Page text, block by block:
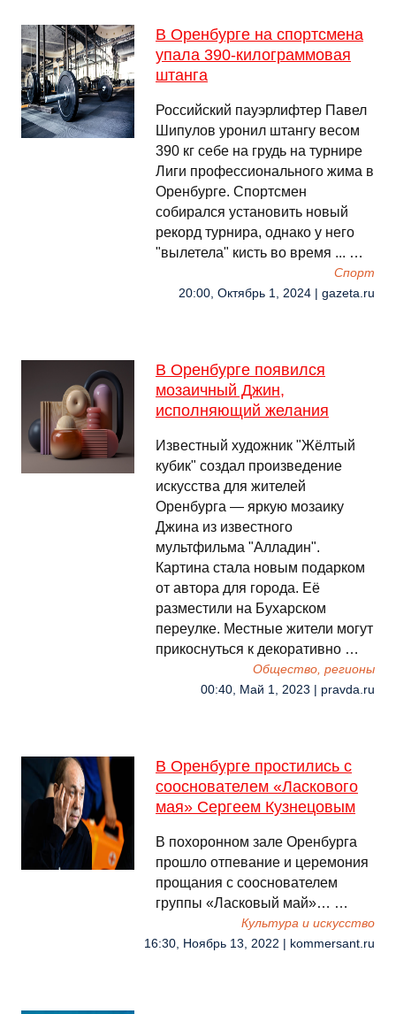
В Оренбурге на спортсмена
упала 390-килограммовая
штанга
Российский пауэрлифтер Павел
Шипулов уронил штангу весом
390 кг себе на грудь на турнире
Лиги профессионального жима в
Оренбурге. Спортсмен
собирался установить новый
рекорд турнира, однако у него
"вылетела" кисть во время ... …
Спорт
20:00, Октябрь 1, 2024 | gazeta.ru
В Оренбурге появился
мозаичный Джин,
исполняющий желания
Известный художник "Жёлтый
кубик" создал произведение
искусства для жителей
Оренбурга — яркую мозаику
Джина из известного
мультфильма "Алладин".
Картина стала новым подарком
от автора для города. Её
разместили на Бухарском
переулке. Местные жители могут
прикоснуться к декоративно …
Общество, регионы
00:40, Май 1, 2023 | pravda.ru
В Оренбурге простились с
сооснователем «Ласкового
мая» Сергеем Кузнецовым
В похоронном зале Оренбурга
прошло отпевание и церемония
прощания с сооснователем
группы «Ласковый май»… …
Культура и искусство
16:30, Ноябрь 13, 2022 | kommersant.ru